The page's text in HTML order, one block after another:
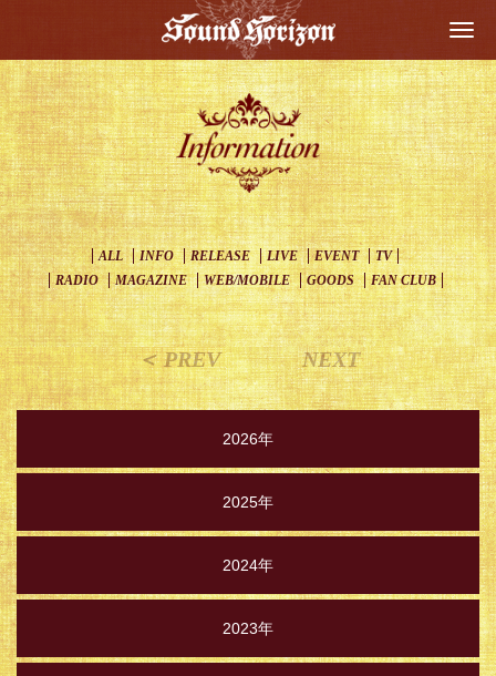
ALL INFO RELEASE LIVE EVENT
TV
RADIO
MAGAZINE WEB/MOBILE GOODS FAN CLUB
＜ PREV NEXT
2026年
2025年
2024年
2023年